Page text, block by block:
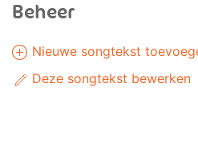
Beheer
Nieuwe songtekst
Deze songtekst bewerken